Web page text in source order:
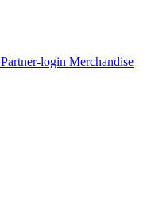
Partner-login Merchandise